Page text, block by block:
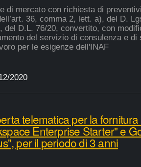
di mercato con richiesta di
36, comma 2, lett. a), del D.
del D.L. 76/20, convertito, con
del servizio di consulenza e
per le esigenze dell'INAF
2020
telematica per la
Enterprise Starter" e
per il periodo di 3 anni